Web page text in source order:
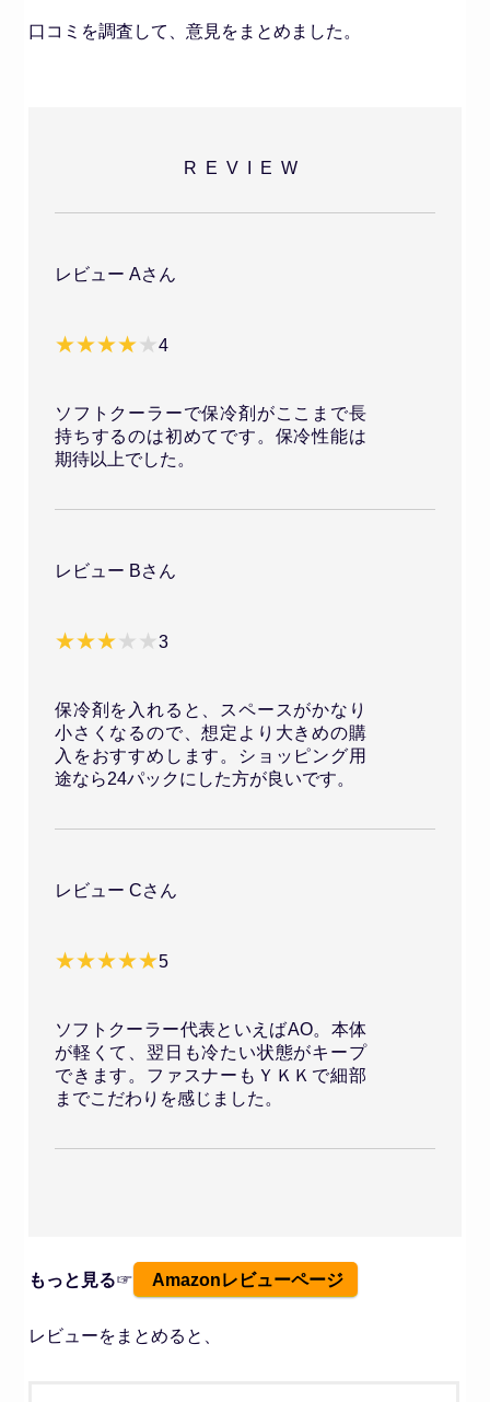
口コミを調査して、意見をまとめました。
REVIEW
レビュー Aさん
4
ソフトクーラーで保冷剤がここまで長
持ちするのは初めてです。保冷性能は
期待以上でした。
レビュー Bさん
3
保冷剤を入れると、スペースがかなり
小さくなるので、想定より大きめの購
入をおすすめします。ショッピング用
途なら24パックにした方が良いです。
レビュー Cさん
5
ソフトクーラー代表といえばAO。本体
が軽くて、翌日も冷たい状態がキープ
できます。ファスナーもＹＫＫで細部
までこだわりを感じました。
もっと見る☞ Amazonレビューページ
レビューをまとめると、